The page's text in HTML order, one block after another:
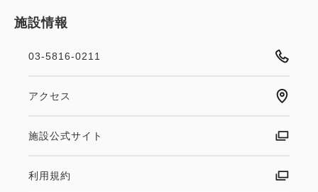
施設情報
03-5816-0211
アクセス
施設公式サイト
利用規約